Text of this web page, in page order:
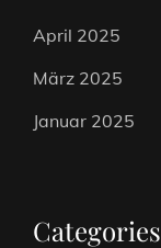
April 2025
März 2025
Januar 2025
Categories